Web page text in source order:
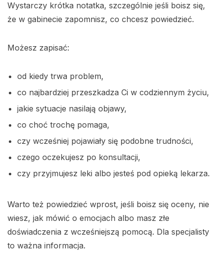
Wystarczy krótka notatka, szczególnie jeśli boisz się,
że w gabinecie zapomnisz, co chcesz powiedzieć.
Możesz zapisać:
od kiedy trwa problem,
co najbardziej przeszkadza Ci w codziennym życiu,
jakie sytuacje nasilają objawy,
co choć trochę pomaga,
czy wcześniej pojawiały się podobne trudności,
czego oczekujesz po konsultacji,
czy przyjmujesz leki albo jesteś pod opieką lekarza.
Warto też powiedzieć wprost, jeśli boisz się oceny, nie
wiesz, jak mówić o emocjach albo masz złe
doświadczenia z wcześniejszą pomocą. Dla specjalisty
to ważna informacja.